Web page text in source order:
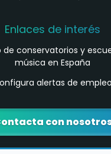
Enlaces de interés
de conservatorios y
música en España
alertas de empleo
con